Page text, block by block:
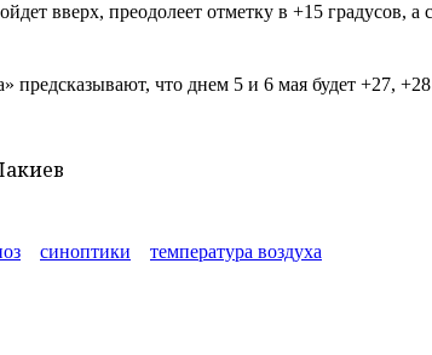
вверх, преодолеет отметку в +15 градусов,
предсказывают, что днем 5 и 6 мая будет +27,
синоптики температура воздуха